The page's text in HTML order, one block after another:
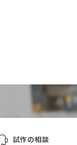
試作の相談